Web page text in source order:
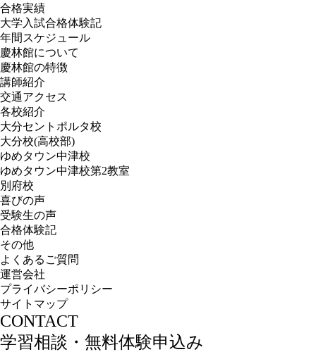
合格実績
大学入試合格体験記
年間スケジュール
慶林館について
慶林館の特徴
講師紹介
交通アクセス
各校紹介
大分セントポルタ校
大分校(高校部)
ゆめタウン中津校
ゆめタウン中津校第2教室
別府校
喜びの声
受験生の声
合格体験記
その他
よくあるご質問
運営会社
プライバシーポリシー
サイトマップ
CONTACT
学習相談・無料体験申込み